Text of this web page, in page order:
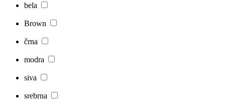
bela
Brown
črna
modra
siva
srebrna